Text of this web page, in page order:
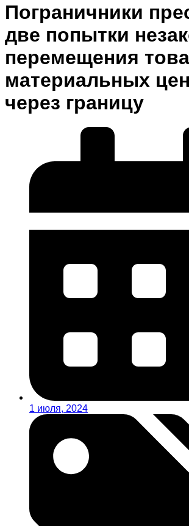
Пограничники
две попытки
перемещения
материальных
через границу
1 июля, 2024